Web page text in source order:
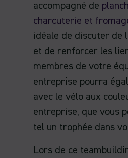
accompagné de
charcuterie et
idéale de discuter de
et de renforcer les
membres de votre
entreprise pourra
avec le vélo aux
entreprise, que vous
tel un trophée dans
Lors de ce